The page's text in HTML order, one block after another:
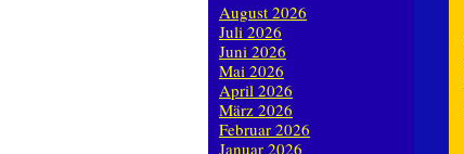
August 2026
Juli 2026
Juni 2026
Mai 2026
April 2026
März 2026
Februar 2026
Januar 2026